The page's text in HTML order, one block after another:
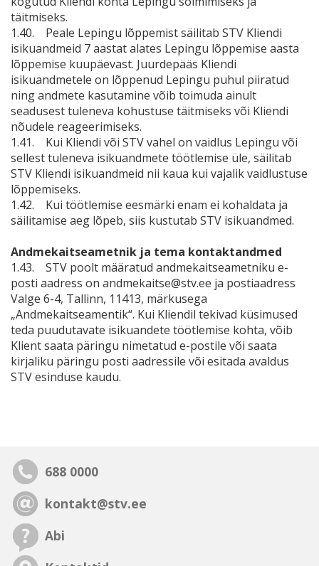
täitmiseks.
1.40. Peale Lepingu lõppemist säilitab STV Kliendi
isikuandmeid 7 aastat alates Lepingu lõppemise aasta
lõppemise kuupäevast. Juurdepääs Kliendi
isikuandmetele on lõppenud Lepingu puhul piiratud
ning andmete kasutamine võib toimuda ainult
seadusest tuleneva kohustuse täitmiseks või Kliendi
nõudele reageerimiseks.
1.41. Kui Kliendi või STV vahel on vaidlus Lepingu või
sellest tuleneva isikuandmete töötlemise üle, säilitab
STV Kliendi isikuandmeid nii kaua kui vajalik vaidlustuse
lõppemiseks.
1.42. Kui töötlemise eesmärki enam ei kohaldata ja
säilitamise aeg lõpeb, siis kustutab STV isikuandmed.
Andmekaitseametnik ja tema kontaktandmed
1.43. STV poolt määratud andmekaitseametniku e-
posti aadress on andmekaitse@stv.ee ja postiaadress
Valge 6-4, Tallinn, 11413, märkusega
„Andmekaitseamentik“. Kui Kliendil tekivad küsimused
teda puudutavate isikuandete töötlemise kohta, võib
Klient saata päringu nimetatud e-postile või saata
kirjaliku päringu posti aadressile või esitada avaldus
STV esinduse kaudu.
688 0000
kontakt@stv.ee
Abi